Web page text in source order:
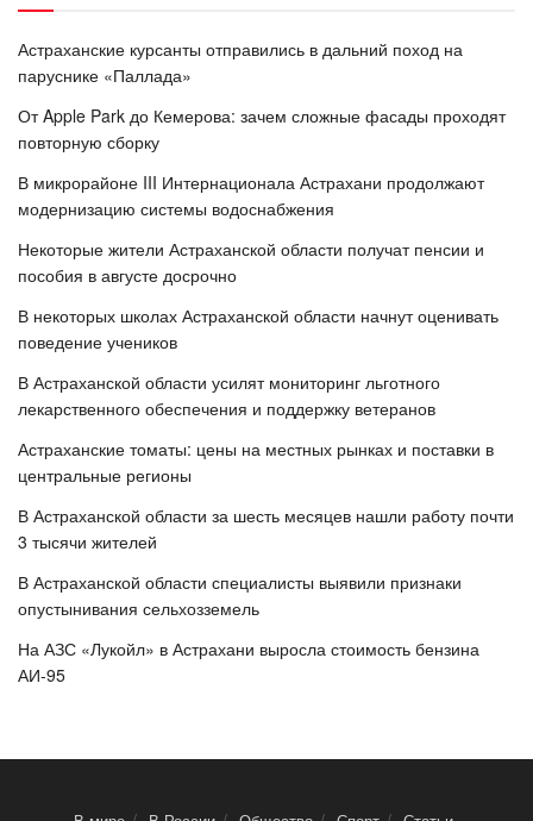
Астраханские курсанты отправились в дальний поход на
паруснике «Паллада»
От Apple Park до Кемерова: зачем сложные фасады проходят
повторную сборку
В микрорайоне III Интернационала Астрахани продолжают
модернизацию системы водоснабжения
Некоторые жители Астраханской области получат пенсии и
пособия в августе досрочно
В некоторых школах Астраханской области начнут оценивать
поведение учеников
В Астраханской области усилят мониторинг льготного
лекарственного обеспечения и поддержку ветеранов
Астраханские томаты: цены на местных рынках и поставки в
центральные регионы
В Астраханской области за шесть месяцев нашли работу почти
3 тысячи жителей
В Астраханской области специалисты выявили признаки
опустынивания сельхозземель
На АЗС «Лукойл» в Астрахани выросла стоимость бензина
АИ-95